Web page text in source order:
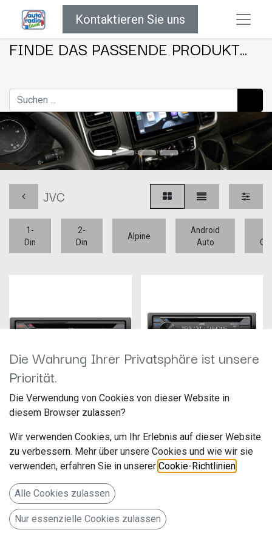
Kontaktieren Sie uns
FINDE DAS PASSENDE PRODUKT...
JVC
1-
Din
2-
Din
Alpine
Android
Auto
JVC KD-DB622BT
JVCKENWOOD Deutschland
GmbH
Konrad-Adenauer-Allee 1-11
Deutschland
www.de.jvckenwood.com
1-DIN CD-Receiver
KD-DB622BT
179,00€
Artikelnummer: KD-DB912BT
JVCKENWOOD Deutschland
GmbH
Konrad-Adenauer-Allee 1-11
Bad Vilbel 61118
1-DIN CD-Receiver
KD-DB912BT
179,00
Die Wahrung Ihrer Privatsphäre ist unsere
Priorität.
Die Verwendung von Cookies von dieser Website in
diesem Browser zulassen?
Wir verwenden Cookies, um Ihr Erlebnis auf dieser Website
zu verbessern. Mehr über unsere Cookies und wie wir sie
verwenden, erfahren Sie in unserer Cookie-Richtlinien
Alle Cookies zulassen
Nur essenzielle Cookies zulassen